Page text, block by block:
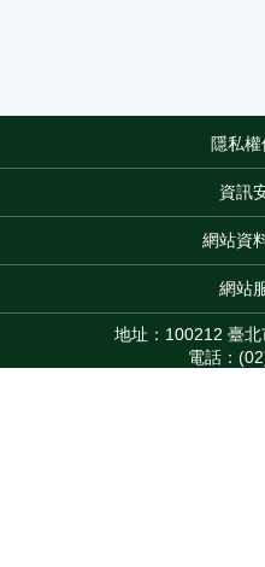
隱私
資訊
網站資
網站
地址：100212 臺
電話：